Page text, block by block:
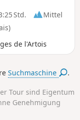
Std.
Mittel
de l'Artois
Suchmaschine .
Tour sind Eigentum
Genehmigung